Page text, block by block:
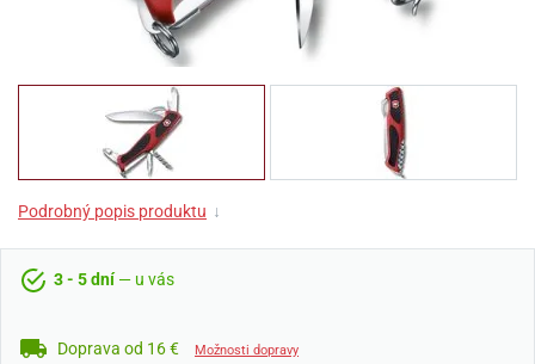
Podrobný popis produktu ↓
3 - 5 dní— u vás
Doprava od 16 € Možnosti dopravy